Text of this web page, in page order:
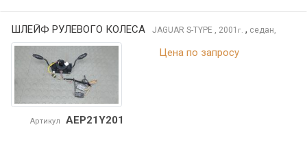
ШЛЕЙФ РУЛЕВОГО КОЛЕСА JAGUAR S-TYPE , 2001 г. , седан,
Артикул AEP21Y201
Цена по запросу